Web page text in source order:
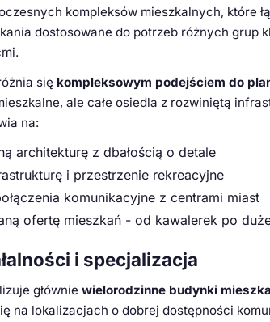
kompleksów mieszkalnych, które
dostosowane do potrzeb różnych grup
się kompleksowym podejściem do
ale całe osiedla z rozwiniętą
na:
architekturę z dbałością o detale
i przestrzenie rekreacyjne
komunikacyjne z centrami miast
ofertę mieszkań - od kawalerek po
i specjalizacja
głównie wielorodzinne budynki
na lokalizacjach o dobrej dostępności